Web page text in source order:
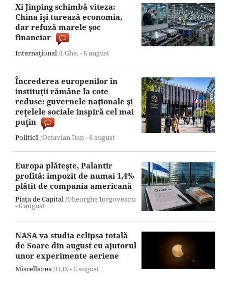
Xi Jinping schimbă viteza:
China îşi turează economia,
dar refuză marele şoc
financiar
Internaţional/I.Ghe. -6 august
Încrederea europenilor în
instituţii rămâne la cote
reduse: guvernele naţionale şi
reţelele sociale inspiră cel mai
puţin
Politică/Octavian Dan -6 august
Europa plăteşte, Palantir
profită: impozit de numai 1,4%
plătit de compania americană
Piaţa de Capital/Gheorghe Iorgoveanu
-6 august
NASA va studia eclipsa totală
de Soare din august cu ajutorul
unor experimente aeriene
Miscellanea/O.D. -6 august